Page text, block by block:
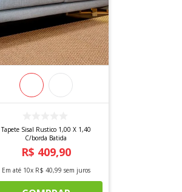
Tapete Sisal Rustico 1,00 X 1,40
C/borda Batida
R$ 409,90
Em até 10x R$ 40,99 sem juros